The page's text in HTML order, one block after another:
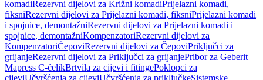
komadiRezervni dijelovi za Križni komadiPrijelazni komadi,
fiksniRezervni dijelovi za Prijelazni komadi, fiksniPrijelazni komadi
i spojnice, demontažniRezervni dijelovi za Prijelazni komadi i
spojnice, demontažniKompenzatoriRezervni dijelovi za
KompenzatoriČepoviRezervni dijelovi za ČepoviPriključci za
grijanjeRezervni dijelovi za Priključci za grijanjePribor za Geberit
Mapress C-čelikBrtvila za cijevi i fitingePoklopci za
cijeviUčvršćenja za cijeviUčvršćenja za priključkeSistemske